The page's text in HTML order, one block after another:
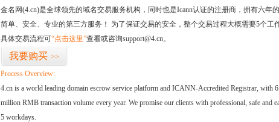
金名网(4.cn)是全球领先的域名交易服务机构，同时也是Icann认证的注册商，拥有六
简单、安全、专业的第三方服务！ 为了保证交易的安全，整个交易过程大概需要5个工作
具体交易流程可“点击这里”查看或咨询support@4.cn。
我要购买 >>
Process Overview:
4.cn is a world leading domain escrow service platform and ICANN-Accredited Registrar, with
million RMB transaction volume every year. We promise our clients with professional, safe and
5 workdays.